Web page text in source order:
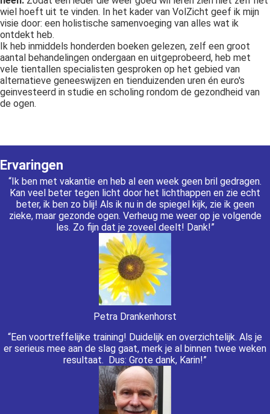
wiel hoeft uit te vinden. In het kader van VolZicht geef ik mijn
visie door: een holistische samenvoeging van alles wat ik
ontdekt heb.
Ik heb inmiddels honderden boeken gelezen, zelf een groot
aantal behandelingen ondergaan en uitgeprobeerd, heb met
vele tientallen specialisten gesproken op het gebied van
alternatieve geneeswijzen en tienduizenden uren én euro's
geinvesteerd in studie en scholing rondom de gezondheid van
de ogen.
Ervaringen
“Ik ben met vakantie en heb al een week geen bril gedragen.
Kan veel beter tegen licht door het lichthappen en zie echt
beter, ik ben zo blij! Als ik nu in de spiegel kijk, zie ik geen
zieke, maar gezonde ogen. Verheug me weer op je volgende
les. Zo fijn dat je zoveel deelt! Dank!”
Petra Drankenhorst
“Een voortreffelijke training! Duidelijk en overzichtelijk. Als je
er serieus mee aan de slag gaat, merk je al binnen twee weken
resultaat. Dus: Grote dank, Karin!”